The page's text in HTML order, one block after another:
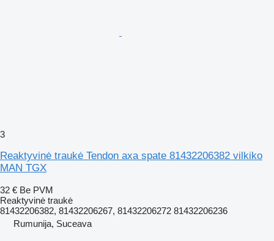
3
Reaktyvinė traukė Tendon axa spate 81432206382 vilkiko
MAN TGX
32 € Be PVM
Reaktyvinė traukė
81432206382, 81432206267, 81432206272 81432206236
Rumunija, Suceava